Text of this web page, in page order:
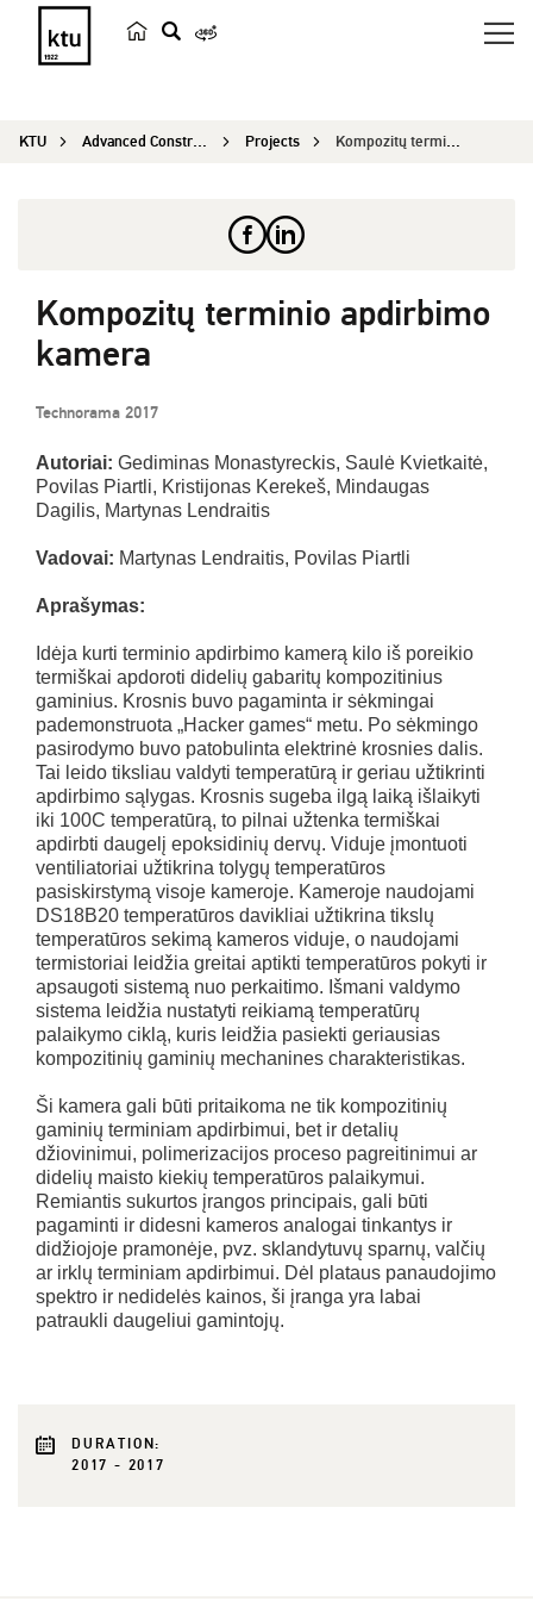
r
KTU Advanced Construction and Architecture 2020 Projects Kompozitų terminio apdirbimo kamera
Kompozitų terminio apdirbimo
kamera
Technorama 2017
Autoriai: Gediminas Monastyreckis, Saulė Kvietkaitė,
Povilas Piartli, Kristijonas Kerekeš, Mindaugas
Dagilis, Martynas Lendraitis
Vadovai: Martynas Lendraitis, Povilas Piartli
Aprašymas:
Idėja kurti terminio apdirbimo kamerą kilo iš poreikio
termiškai apdoroti didelių gabaritų kompozitinius
gaminius. Krosnis buvo pagaminta ir sėkmingai
pademonstruota „Hacker games“ metu. Po sėkmingo
pasirodymo buvo patobulinta elektrinė krosnies dalis.
Tai leido tiksliau valdyti temperatūrą ir geriau užtikrinti
apdirbimo sąlygas. Krosnis sugeba ilgą laiką išlaikyti
iki 100C temperatūrą, to pilnai užtenka termiškai
apdirbti daugelį epoksidinių dervų. Viduje įmontuoti
ventiliatoriai užtikrina tolygų temperatūros
pasiskirstymą visoje kameroje. Kameroje naudojami
DS18B20 temperatūros davikliai užtikrina tikslų
temperatūros sekimą kameros viduje, o naudojami
termistoriai leidžia greitai aptikti temperatūros pokyti ir
apsaugoti sistemą nuo perkaitimo. Išmani valdymo
sistema leidžia nustatyti reikiamą temperatūrų
palaikymo ciklą, kuris leidžia pasiekti geriausias
kompozitinių gaminių mechanines charakteristikas.
Ši kamera gali būti pritaikoma ne tik kompozitinių
gaminių terminiam apdirbimui, bet ir detalių
džiovinimui, polimerizacijos proceso pagreitinimui ar
didelių maisto kiekių temperatūros palaikymui.
Remiantis sukurtos įrangos principais, gali būti
pagaminti ir didesni kameros analogai tinkantys ir
didžiojoje pramonėje, pvz. sklandytuvų sparnų, valčių
ar irklų terminiam apdirbimui. Dėl plataus panaudojimo
spektro ir nedidelės kainos, ši įranga yra labai
patraukli daugeliui gamintojų.
DURATION:
2017 - 2017